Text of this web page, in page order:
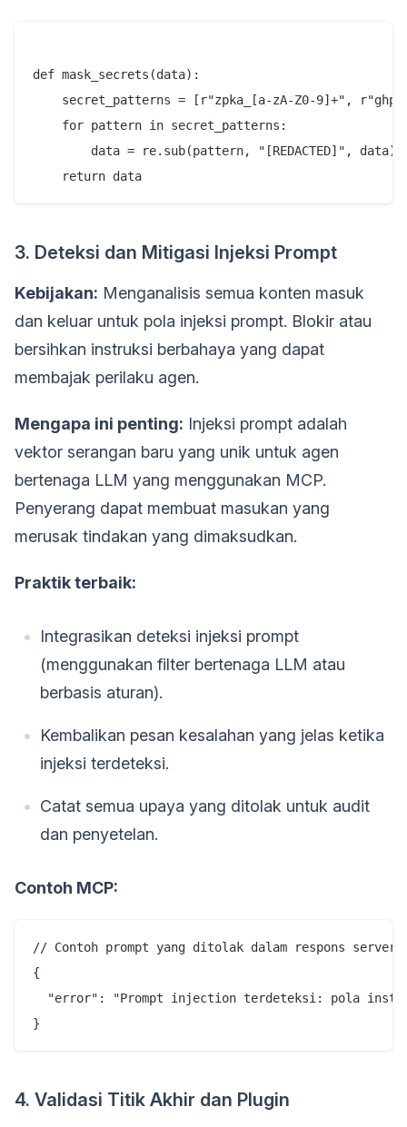
def mask_secrets(data):
secret_patterns = [r"zpka_[a-zA-Z0-9]+",
    for pattern in secret_patterns:
        data = re.sub(pattern, "[REDACTED]", data)
3. Deteksi dan Mitigasi Injeksi Prompt
Kebijakan: Menganalisis semua konten masuk
dan keluar untuk pola injeksi prompt. Blokir atau
bersihkan instruksi berbahaya yang dapat
membajak perilaku agen.
Mengapa ini penting: Injeksi prompt adalah
vektor serangan baru yang unik untuk agen
bertenaga LLM yang menggunakan MCP.
Penyerang dapat membuat masukan yang
merusak tindakan yang dimaksudkan.
Praktik terbaik:
Integrasikan deteksi injeksi prompt
(menggunakan filter bertenaga LLM atau
berbasis aturan).
Kembalikan pesan kesalahan yang jelas ketika
injeksi terdeteksi.
Catat semua upaya yang ditolak untuk audit
dan penyetelan.
Contoh MCP:
// Contoh prompt yang ditolak dalam respons server
{
"error": "Prompt injection terdeteksi: pola
4. Validasi Titik Akhir dan Plugin